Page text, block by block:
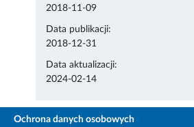
2018-11-09
Data publikacji:
2018-12-31
Data aktualizacji:
2024-02-14
Ochrona danych osobowych